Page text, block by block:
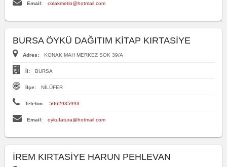
Email: colakmetin@hotmail.com
BURSA ÖYKÜ DAĞITIM KİTAP KIRTASİYE
Adres: KONAK MAH MERKEZ SOK 39/A
İl: BURSA
İlçe: NİLÜFER
Telefon: 5062935993
Email: oykufatura@hotmail.com
İREM KIRTASİYE HARUN PEHLEVAN